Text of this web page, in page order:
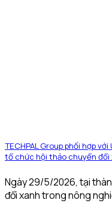
TECHPAL Group phối hợp
tổ chức hội thảo chuyển
Ngày 29/5/2026, tại
đổi xanh trong nông